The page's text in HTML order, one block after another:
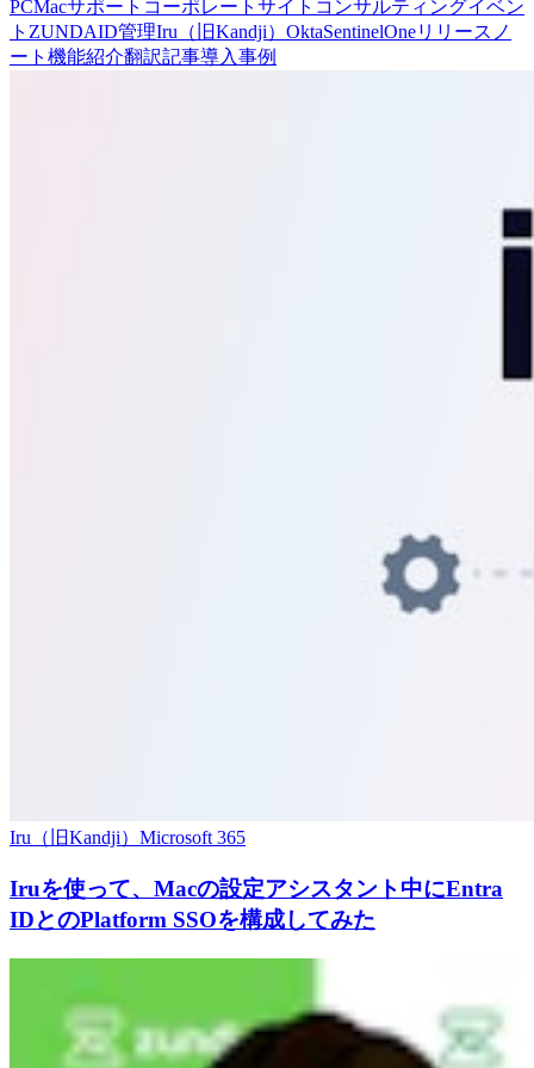
PCMacサポート コーポレートサイト コンサルティングイベン
ト ZUNDAID管理Iru（旧Kandji） OktaSentinelOneリリースノ
ート 機能紹介翻訳記事導入事例
Iru（旧Kandji） Microsoft 365
Iruを使って、Macの設定アシスタント中にEntra
IDとのPlatform SSOを構成してみた